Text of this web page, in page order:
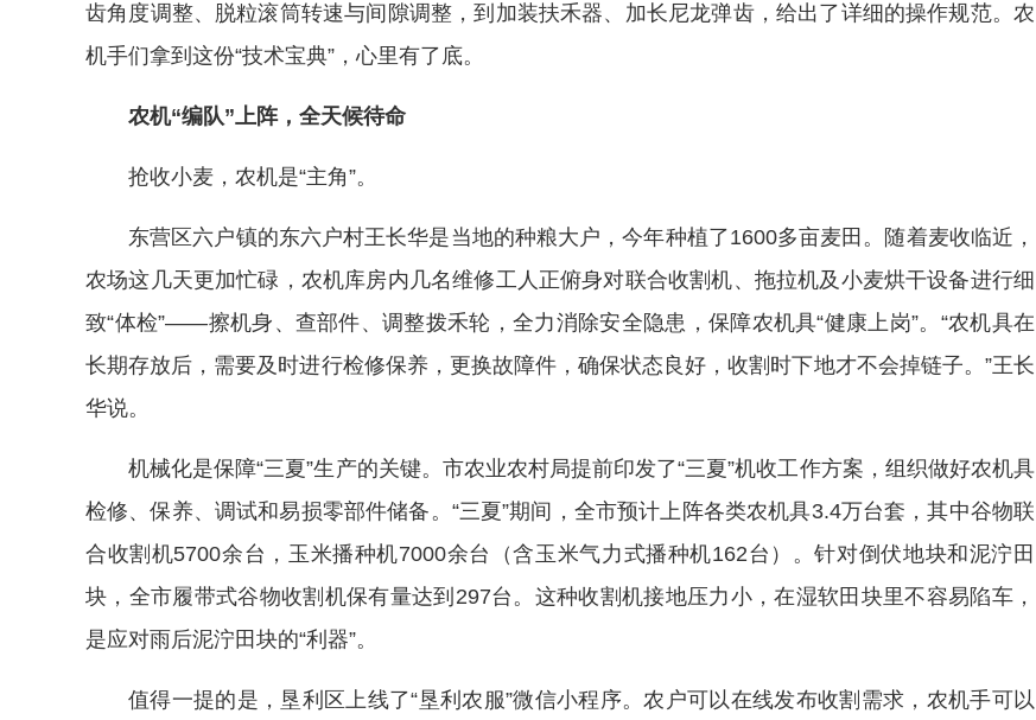
齿角度调整、脱粒滚筒转速与间隙调整，到加装扶禾器、加长尼龙弹齿，给出了详细的操作规范。农
机手们拿到这份“技术宝典”，心里有了底。
农机“编队”上阵，全天候待命
抢收小麦，农机是“主角”。
东营区六户镇的东六户村王长华是当地的种粮大户，今年种植了1600多亩麦田。随着麦收临近，
农场这几天更加忙碌，农机库房内几名维修工人正俯身对联合收割机、拖拉机及小麦烘干设备进行细
致“体检”——擦机身、查部件、调整拨禾轮，全力消除安全隐患，保障农机具“健康上岗”。“农机具在
长期存放后，需要及时进行检修保养，更换故障件，确保状态良好，收割时下地才不会掉链子。”王长
华说。
机械化是保障“三夏”生产的关键。市农业农村局提前印发了“三夏”机收工作方案，组织做好农机具
检修、保养、调试和易损零部件储备。“三夏”期间，全市预计上阵各类农机具3.4万台套，其中谷物联
合收割机5700余台，玉米播种机7000余台（含玉米气力式播种机162台）。针对倒伏地块和泥泞田
块，全市履带式谷物收割机保有量达到297台。这种收割机接地压力小，在湿软田块里不容易陷车，
是应对雨后泥泞田块的“利器”。
值得一提的是，垦利区上线了“垦利农服”微信小程序。农户可以在线发布收割需求，农机手可以